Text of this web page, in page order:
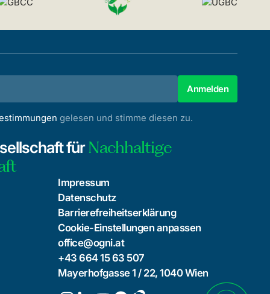
gelesen und stimme diesen zu.
fürNachhaltige
Impressum
Datenschutz
Barrierefreiheitserklärung
Cookie-Einstellungen anpassen
office@ogni.at
+43 664 15 63 507
Mayerhofgasse 1 / 22, 1040 Wien